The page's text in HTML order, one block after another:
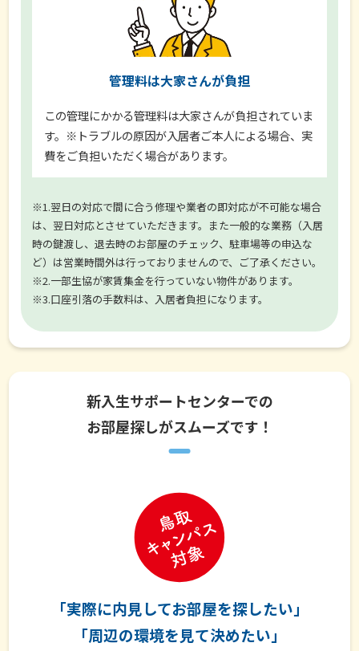
管理料は大家さんが負担
この管理にかかる管理料は大家さんが負担されていま
す。※トラブルの原因が入居者ご本人による場合、実
費をご負担いただく場合があります。
※1.翌日の対応で間に合う修理や業者の即対応が不可能な場合
は、翌日対応とさせていただきます。また一般的な業務（入居
時の鍵渡し、退去時のお部屋のチェック、駐車場等の申込な
ど）は営業時間外は行っておりませんので、ご了承ください。
※2.一部生協が家賃集金を行っていない物件があります。
※3.口座引落の手数料は、入居者負担になります。
新入生サポートセンターでの
お部屋探しがスムーズです！
「実際に内見してお部屋を探したい」
「周辺の環境を見て決めたい」